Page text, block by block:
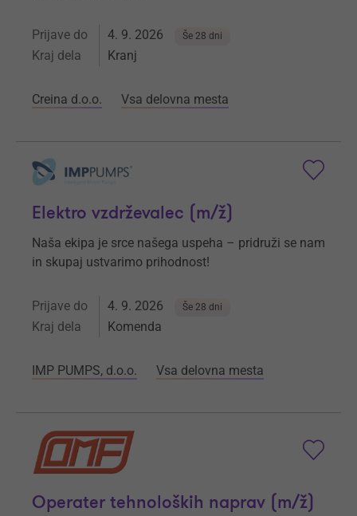
Prijave do 4. 9. 2026 Še 28 dni
Kraj dela Kranj
Creina d.o.o. Vsa delovna mesta
Elektro vzdrževalec (m/ž)
Naša ekipa je srce našega uspeha – pridruži se nam
in skupaj ustvarimo prihodnost!
Prijave do 4. 9. 2026 Še 28 dni
Kraj dela Komenda
IMP PUMPS, d.o.o. Vsa delovna mesta
Operater tehnoloških naprav (m/ž)